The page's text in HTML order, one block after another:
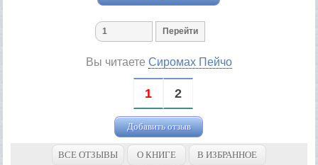
Вы читаете Сиромах Пейчо
1 2
Добавить отзыв
ВСЕ ОТЗЫВЫ О КНИГЕ В ИЗБРАННОЕ